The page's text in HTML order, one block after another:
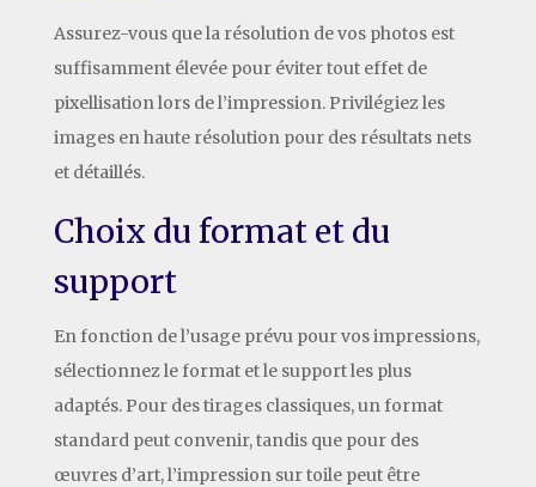
Assurez-vous que la résolution de vos photos est
suffisamment élevée pour éviter tout effet de
pixellisation lors de l’impression. Privilégiez les
images en haute résolution pour des résultats nets
et détaillés.
Choix du format et du
support
En fonction de l’usage prévu pour vos impressions,
sélectionnez le format et le support les plus
adaptés. Pour des tirages classiques, un format
standard peut convenir, tandis que pour des
œuvres d’art, l’impression sur toile peut être